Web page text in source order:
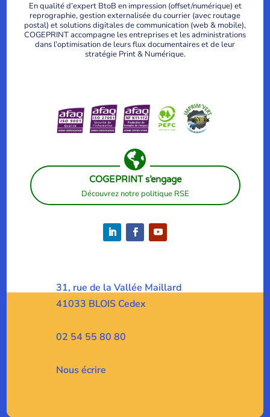
En qualité d’expert BtoB en impression (offset/numérique) et
reprographie, gestion externalisée du courrier (avec routage
postal) et solutions digitales de communication (web & mobile),
COGEPRINT accompagne les entreprises et les administrations
dans l’optimisation de leurs flux documentaires et de leur
stratégie Print & Numérique.

COGEPRINT s’engage
Découvrez notre politique RSE
31, rue de la Vallée Maillard
41033 BLOIS Cedex
02 54 55 80 80
Nous écrire